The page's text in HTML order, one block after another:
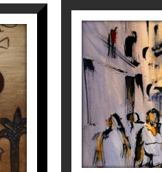
CARRER